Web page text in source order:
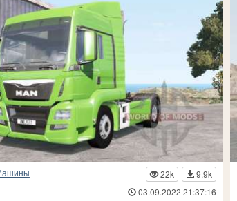
22k
9.9k
03.09.2022 21:37:16